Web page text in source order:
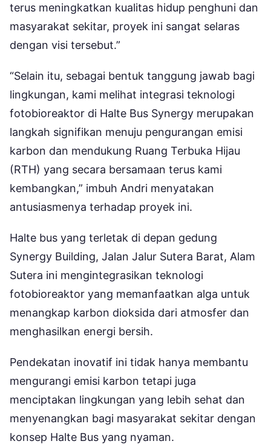
terus meningkatkan kualitas hidup penghuni dan
masyarakat sekitar, proyek ini sangat selaras
dengan visi tersebut.”
“Selain itu, sebagai bentuk tanggung jawab bagi
lingkungan, kami melihat integrasi teknologi
fotobioreaktor di Halte Bus Synergy merupakan
langkah signifikan menuju pengurangan emisi
karbon dan mendukung Ruang Terbuka Hijau
(RTH) yang secara bersamaan terus kami
kembangkan,” imbuh Andri menyatakan
antusiasmenya terhadap proyek ini.
Halte bus yang terletak di depan gedung
Synergy Building, Jalan Jalur Sutera Barat, Alam
Sutera ini mengintegrasikan teknologi
fotobioreaktor yang memanfaatkan alga untuk
menangkap karbon dioksida dari atmosfer dan
menghasilkan energi bersih.
Pendekatan inovatif ini tidak hanya membantu
mengurangi emisi karbon tetapi juga
menciptakan lingkungan yang lebih sehat dan
menyenangkan bagi masyarakat sekitar dengan
konsep Halte Bus yang nyaman.